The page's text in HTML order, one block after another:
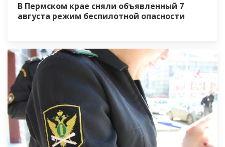
В Пермском крае сняли объявленный 7
августа режим беспилотной опасности